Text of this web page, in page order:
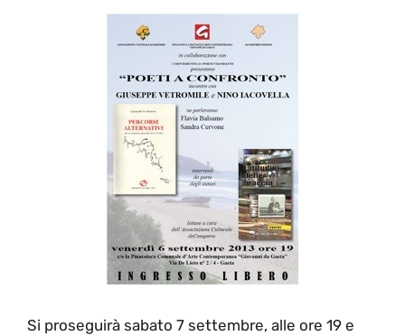
Si proseguirà sabato 7 settembre, alle ore 19 e